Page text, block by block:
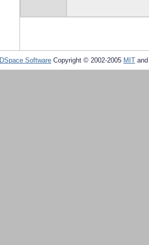
DSpace Software Copyright © 2002-2005 MIT